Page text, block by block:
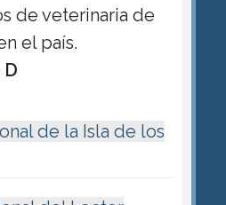
de veterinaria de
el país.
de la Isla de los